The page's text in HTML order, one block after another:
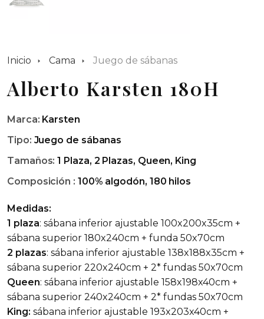
Inicio Cama Juego de sábanas
Alberto Karsten 180H
Marca: Karsten
Tipo: Juego de sábanas
Tamaños: 1 Plaza, 2 Plazas, Queen, King
Composición : 100% algodón, 180 hilos
Medidas:
1 plaza: sábana inferior ajustable 100x200x35cm +
sábana superior 180x240cm + funda 50x70cm
2 plazas: sábana inferior ajustable 138x188x35cm +
sábana superior 220x240cm + 2* fundas 50x70cm
Queen: sábana inferior ajustable 158x198x40cm +
sábana superior 240x240cm + 2* fundas 50x70cm
King: sábana inferior ajustable 193x203x40cm +